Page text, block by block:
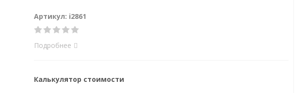
Артикул: i2861
Подробнее
Калькулятор стоимости